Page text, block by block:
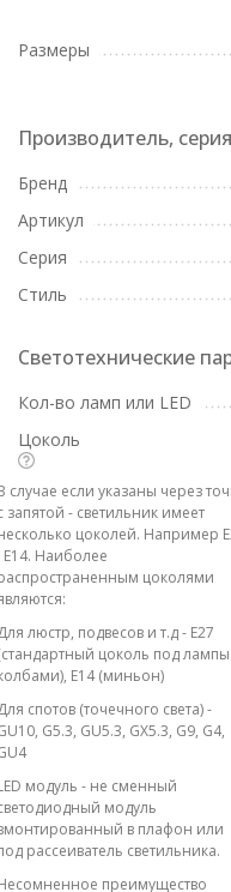
Размеры
Производитель,
Бренд
Артикул
Серия
Стиль
Светотехнические
Кол-во ламп или LED
Цоколь
случае если указаны через
запятой - светильник имеет
цоколей. Например
E14. Наиболее
цоколями
люстр, подвесов и т.д - E27
цоколь под лампы
E14 (миньон)
спотов (точечного света) -
G5.3, GU5.3, GX5.3, G9, G4,
модуль - не сменный
модуль
в плафон или
рассеиватель светильника.
преимущество